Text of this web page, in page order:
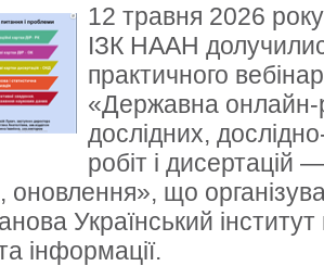
12 травня 2026
ІЗК НААН
практичного
«Державна онлайн-
дослідних,
робіт і дисертацій
оновлення», що
Український інститут
інформації.